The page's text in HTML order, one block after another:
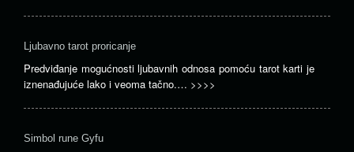
Ljubavno tarot proricanje
Predviđanje mogućnosti ljubavnih odnosa pomoću tarot karti je
iznenađujuće lako i veoma tačno.… >>>>
Simbol rune Gyfu